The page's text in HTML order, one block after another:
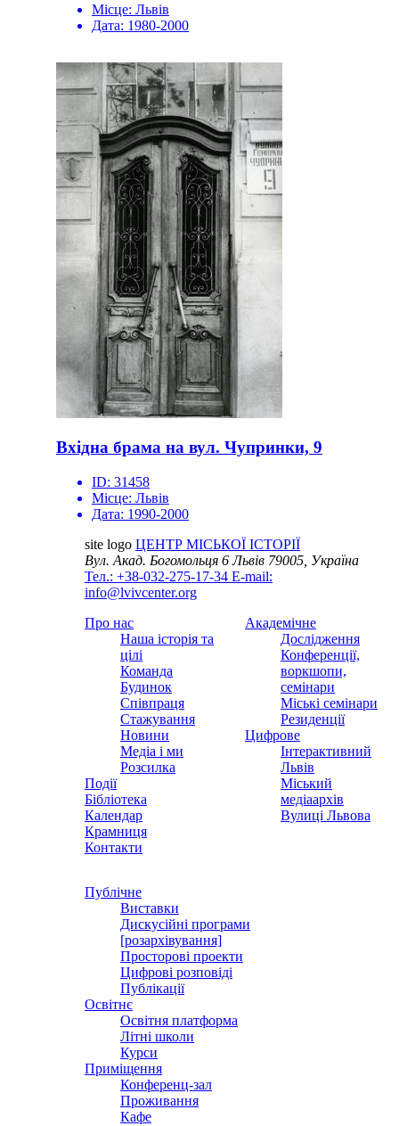
Місце: Львів
Дата: 1980-2000
Вхідна брама на вул. Чупринки, 9
ID: 31458
Місце: Львів
Дата: 1990-2000
site logo ЦЕНТР МІСЬКОЇ ІСТОРІЇ
Вул. Акад. Богомольця 6Львів 79005, Україна
Тел.: +38-032-275-17-34 E-mail:
info@lvivcenter.org
Про нас
Наша історія та
цілі
Команда
Будинок
Співпраця
Стажування
Новини
Медіа і ми
Розсилка
Події
Бібліотека
Календар
Крамниця
Контакти
Академічне
Дослідження
Конференції,
воркшопи,
семінари
Міські семінари
Резиденції
Цифрове
Інтерактивний
Львів
Міський
медіаархів
Вулиці Львова
Публічне
Виставки
Дискусійні програми
[розархівування]
Просторові проекти
Цифрові розповіді
Публікації
Освітнє
Освітня платформа
Літні школи
Курси
Приміщення
Конференц-зал
Проживання
Кафе